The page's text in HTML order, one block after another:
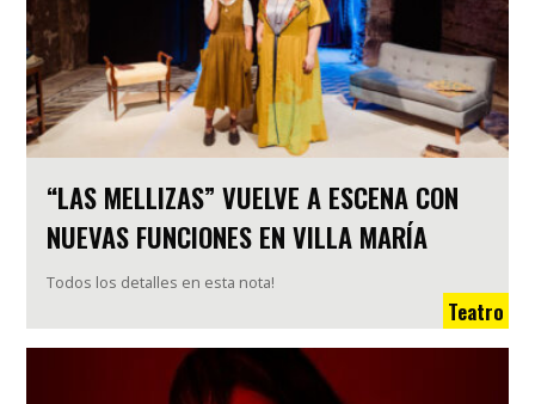
“LAS MELLIZAS” VUELVE A ESCENA CON
NUEVAS FUNCIONES EN VILLA MARÍA
Todos los detalles en esta nota!
Teatro